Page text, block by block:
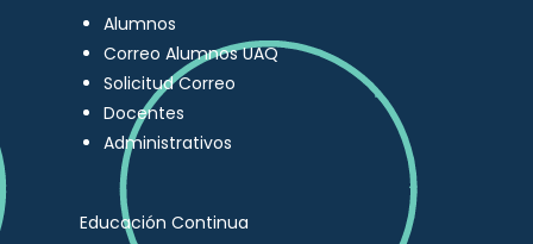
Alumnos
Correo Alumnos UAQ
Solicitud Correo
Docentes
Administrativos
Educación Continua